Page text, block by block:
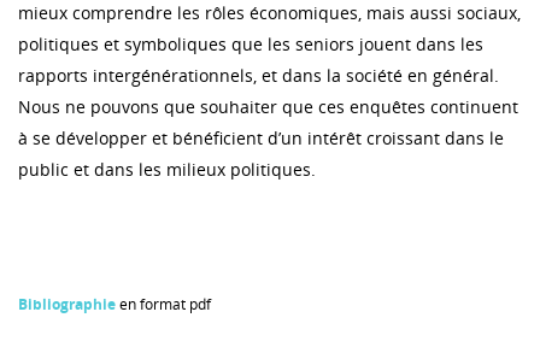
mieux comprendre les rôles économiques, mais aussi sociaux,
politiques et symboliques que les seniors jouent dans les
rapports intergénérationnels, et dans la société en général.
Nous ne pouvons que souhaiter que ces enquêtes continuent
à se développer et bénéficient d’un intérêt croissant dans le
public et dans les milieux politiques.
Bibliographieen format pdf